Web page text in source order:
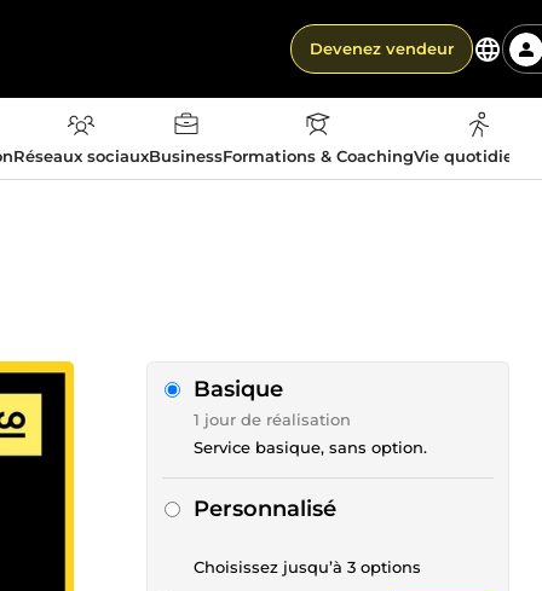
Devenez vendeur
Réseaux sociauxBusinessFormations & CoachingVie
Basique
1 jour de réalisation
Service basique, sans option.
Personnalisé
Choisissez jusqu’à 3 options